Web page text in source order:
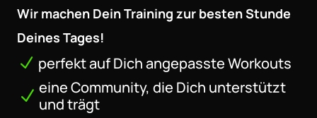
Wir machen Dein Training zur besten Stunde
Deines Tages!
N perfekt auf Dich angepasste Workouts
N eine Community, die Dich unterstützt
und trägt